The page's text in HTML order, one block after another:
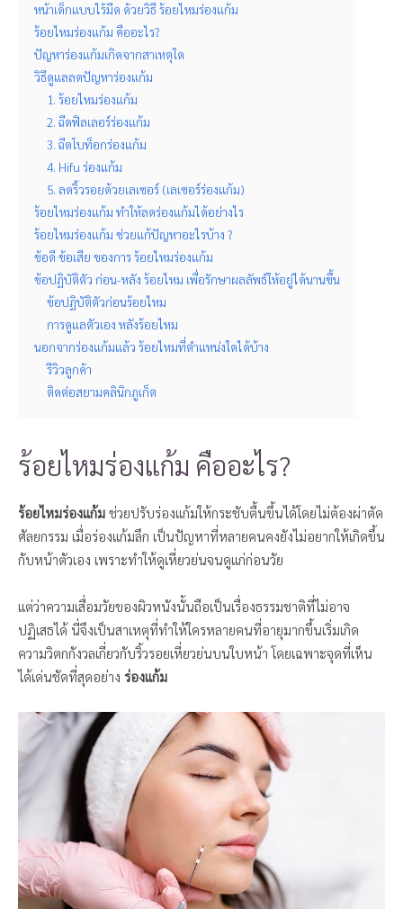
หน้าเด็กแบบไร้มีด ด้วยวิธี ร้อยไหมร่องแก้ม
ร้อยไหมร่องแก้ม คืออะไร?
ปัญหาร่องแก้มเกิดจากสาเหตุใด
วิธีดูแลลดปัญหาร่องแก้ม
1. ร้อยไหมร่องแก้ม
2. ฉีดฟิลเลอร์ร่องแก้ม
3. ฉีดโบท็อกร่องแก้ม
4. Hifu ร่องแก้ม
5. ลดริ้วรอยด้วยเลเซอร์ (เลเซอร์ร่องแก้ม)
ร้อยไหมร่องแก้ม ทำให้ลดร่องแก้มได้อย่างไร
ร้อยไหมร่องแก้ม ช่วยแก้ปัญหาอะไรบ้าง ?
ข้อดี ข้อเสีย ของการ ร้อยไหมร่องแก้ม
ข้อปฏิบัติตัว ก่อน-หลัง ร้อยไหม เพื่อรักษาผลลัพธ์ให้อยู่ได้นานขึ้น
ข้อปฏิบัติตัวก่อนร้อยไหม
การดูแลตัวเอง หลังร้อยไหม
นอกจากร่องแก้มแล้ว ร้อยไหมที่ตำแหน่งใดได้บ้าง
รีวิวลูกค้า
ติดต่อสยามคลินิกภูเก็ต
ร้อยไหมร่องแก้ม คืออะไร?
ร้อยไหมร่องแก้ม ช่วยปรับร่องแก้มให้กระชับตื้นขึ้นได้โดยไม่ต้องผ่าตัด
ศัลยกรรม เมื่อร่องแก้มลึก เป็นปัญหาที่หลายคนคงยังไม่อยากให้เกิดขึ้น
กับหน้าตัวเอง เพราะทำให้ดูเหี่ยวย่นจนดูแก่ก่อนวัย
แต่ว่าความเสื่อมวัยของผิวหนังนั้นถือเป็นเรื่องธรรมชาติที่ไม่อาจ
ปฏิเสธได้ นี่จึงเป็นสาเหตุที่ทำให้ใครหลายคนที่อายุมากขึ้นเริ่มเกิด
ความวิตกกังวลเกี่ยวกับริ้วรอยเหี่ยวย่นบนใบหน้า โดยเฉพาะจุดที่เห็น
ได้เด่นชัดที่สุดอย่าง ร่องแก้ม